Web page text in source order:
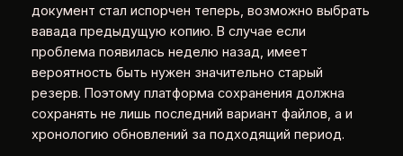
документ стал испорчен теперь, возможно выбрать
вавада предыдущую копию. В случае если
проблема появилась неделю назад, имеет
вероятность быть нужен значительно старый
резерв. Поэтому платформа сохранения должна
сохранять не лишь последний вариант файлов, а и
хронологию обновлений за подходящий период.